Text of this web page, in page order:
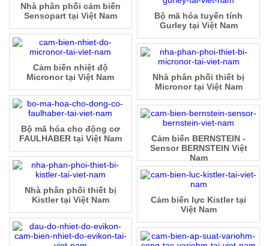
Nhà phân phối cảm biến
Sensopart tại Việt Nam
Bộ mã hóa tuyến tính
Gurley tại Việt Nam
Cảm biến nhiệt độ
Micronor tại Việt Nam
Nhà phân phối thiết bị
Micronor tại Việt Nam
Bộ mã hóa cho động cơ
FAULHABER tại Việt Nam
Cảm biến BERNSTEIN -
Sensor BERNSTEIN Việt
Nam
Nhà phân phối thiết bị
Kistler tại Việt Nam
Cảm biến lực Kistler tại
Việt Nam